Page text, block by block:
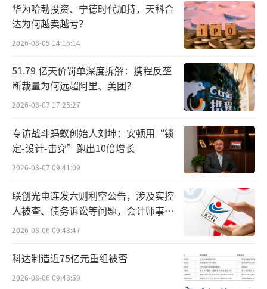
不错表现，年轻人的夏季消费是重要驱动。
不过，对话中也有一种声音反复提出：当
前白葡萄酒的增长，伴随红葡萄酒消费份额的
下降。这种“此消彼长”，反映了葡萄酒消费
结构的深层变化。
中国酒业协会葡萄酒分会秘书长火兴三表
示，从全球市场上看，白葡萄酒早在2014年就
已与红葡萄酒“打成平手”；至2021年，白葡
萄酒在全球市场占比已达到50%，红葡萄酒占
比约42%、桃红葡萄酒约8%。
实际上，过去20年，世界饮酒潮流从“红
酒为王”转向“白红并进”。这一变化也在中
国市场显露，并自2021年起迎来高速增长。
华为哈勃投资、宁德时代加持，天科合
达为何越卖越亏？
2026-08-05 14:16:14
51.79 亿天价罚单深度拆解：携程反垄
断裁量为何远超阿里、美团？
2026-08-07 17:25:27
专访战斗蚂蚁创始人刘坤：安顿用“锁
定-设计-击穿”跑出10倍增长
2026-08-07 09:41:09
联创光电连发六则利空公告，涉及实控
人被查、债务诉讼等问题，会计师事务
所曾出具“保留意见”
2026-08-06 09:43:47
科达制造近75亿元重组被否
2026-08-06 09:48:59